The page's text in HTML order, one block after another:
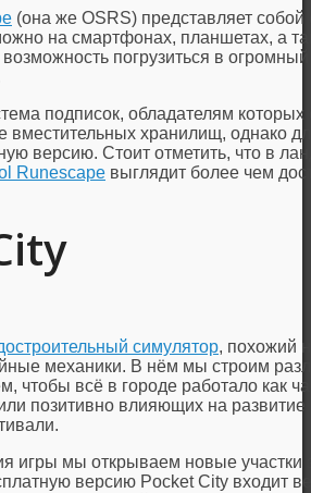
(она же OSRS) представляет
на смартфонах, планшетах, а
погрузиться в
подписок, обладателям
вместительных хранилищ, однако
версию. Стоит отметить, что в
Runescape выглядит более чем
симулятор, похожий
механики. В нём мы строим
чтобы всё в городе работало как
позитивно влияющих на
игры мы открываем новые участки
версию Pocket City входит